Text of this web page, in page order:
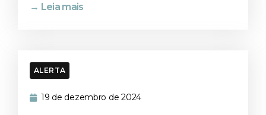
→ Leia mais
ALERTA
19 de dezembro de 2024